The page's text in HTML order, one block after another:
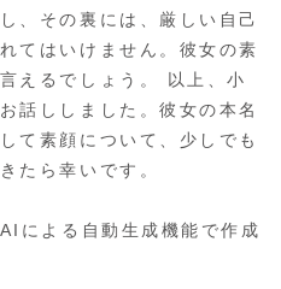
、その裏には、厳しい自己
てはいけません。彼女の素
えるでしょう。 以上、小
話ししました。彼女の本名
て素顔について、少しでも
たら幸いです。
による自動生成機能で作成